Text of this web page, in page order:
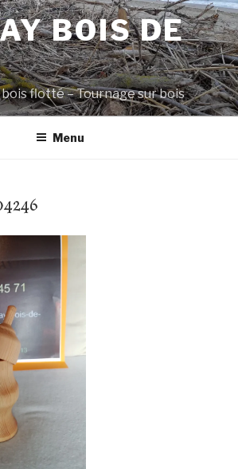
BOIS DE
flotté – Tournage sur bois
Menu